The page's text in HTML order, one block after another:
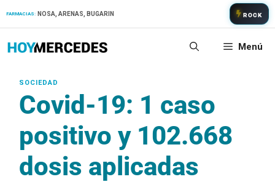
FARMACIAS: NOSA, ARENAS, BUGARIN ROCK
Menú
Covid-19: 1 caso
positivo y 102.668
dosis aplicadas